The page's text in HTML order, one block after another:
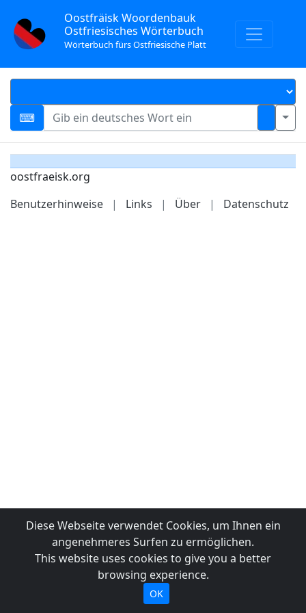
Oostfräisk Woordenbauk
Ostfriesisches Wörterbuch
Wörterbuch fürs Ostfriesische Platt
oostfraeisk.org
Benutzerhinweise
| Links | Über | Datenschutz
Diese Webseite verwendet Cookies, um Ihnen ein
angenehmeres Surfen zu ermöglichen.
This website uses cookies to give you a better
browsing experience.
OK